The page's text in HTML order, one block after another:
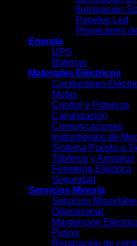
Iluminación
Paneles Led
Proyectores
Energía
UPS
Baterías
Materiales Eléctricos
Conductores
Mufas
Control y Potencia
Canalización
Comunicaciones
Instrumentos de
Sistema Puesto a
Tableros y Armarios
Ferretería Eléctrica
Seguridad
Servicios Minería
Servicios
Operacional
Mantención
Piping
Reparación de